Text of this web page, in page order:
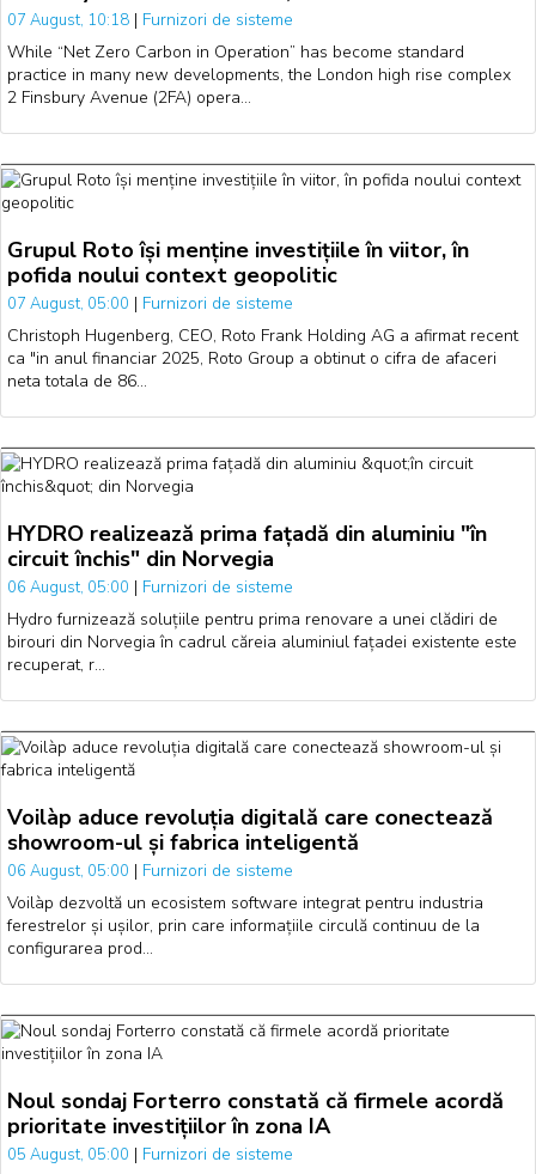
07 August, 10:18 | Furnizori de sisteme
While “Net Zero Carbon in Operation” has become standard
practice in many new developments, the London high rise complex
2 Finsbury Avenue (2FA) opera…
Grupul Roto își menține investițiile în viitor, în
pofida noului context geopolitic
07 August, 05:00 | Furnizori de sisteme
Christoph Hugenberg, CEO, Roto Frank Holding AG a afirmat recent
ca "in anul financiar 2025, Roto Group a obtinut o cifra de afaceri
neta totala de 86…
HYDRO realizează prima fațadă din aluminiu "în
circuit închis" din Norvegia
06 August, 05:00 | Furnizori de sisteme
Hydro furnizează soluțiile pentru prima renovare a unei clădiri de
birouri din Norvegia în cadrul căreia aluminiul fațadei existente este
recuperat, r…
Voilàp aduce revoluția digitală care conectează
showroom-ul și fabrica inteligentă
06 August, 05:00 | Furnizori de sisteme
Voilàp dezvoltă un ecosistem software integrat pentru industria
ferestrelor și ușilor, prin care informațiile circulă continuu de la
configurarea prod…
Noul sondaj Forterro constată că firmele acordă
prioritate investițiilor în zona IA
05 August, 05:00 | Furnizori de sisteme